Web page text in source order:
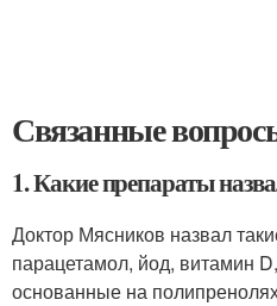
Связанные
1. Какие препараты
Доктор Мясников назвал
парацетамол, йод, витамин
основанные на